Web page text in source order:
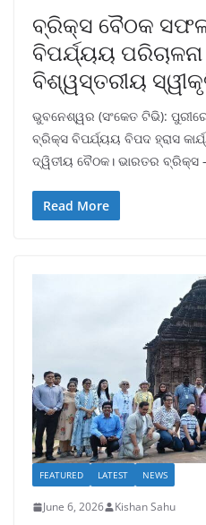
ବ୍ରିକ୍ସ ବୈଠକ
ବିପର୍ଯ୍ୟୟ
ବିଶ୍ୱସ୍ତରୀୟ
ଭୁବନେଶ୍ୱର (ସଂକେତ ଟିଭି):
ବ୍ରିକ୍ସ ବିପର୍ଯ୍ୟୟ ବିପଦ ହ୍ରାସ
ଦ୍ୱିତୀୟ ବୈଠକ। ଭାରତର ବ୍ରିକ୍ସ
Read More
FEATURED LATEST NEWS
June 6, 2026 Kishan Sahu